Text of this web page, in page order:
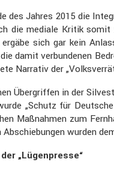
des Jahres 2015 die
die mediale Kritik
ergäbe sich gar kein
damit verbun­denen
Narrativ der
Übergriffen in der
„Schutz für
Maßnahmen zum
Abschie­bungen wurden
„Lügen­presse“